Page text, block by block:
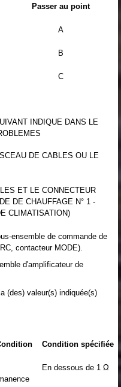
Passer au point
A
B
C
INDIQUE DANS LE
DE CABLES OU LE
ET LE CONNECTEUR
DE CHAUFFAGE N° 1 -
CLIMATISATION)
ensemble de commande de
contacteur MODE).
d'amplificateur de
(des) valeur(s) indiquée(s)
Condition spécifiée
En dessous de 1 Ω